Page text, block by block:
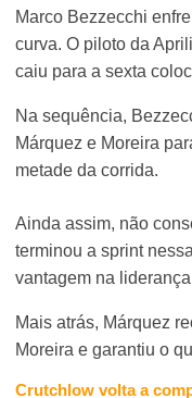
Marco Bezzecchi
curva. O piloto da
caiu para a sexta
Na sequência,
Márquez e Moreira
metade da corrida.
Ainda assim, não
terminou a sprint
vantagem na
Mais atrás, Márquez
Moreira e garantiu o
Crutchlow volta a